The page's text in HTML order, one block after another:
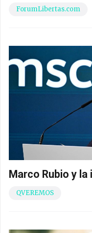
ForumLibertas.com
Marco Rubio y la
QVEREMOS